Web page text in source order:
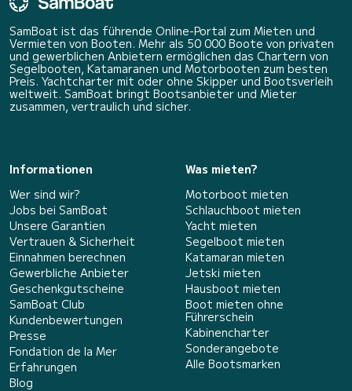
SamBoat ist das führende Online-Portal zum Mieten und
Vermieten von Booten. Mehr als 50 000 Boote von privaten
und gewerblichen Anbietern ermöglichen das Chartern von
Segelbooten, Katamaranen und Motorbooten zum besten
Preis. Yachtcharter mit oder ohne Skipper und Bootsverleih
weltweit. SamBoat bringt Bootsanbieter und Mieter
zusammen, vertraulich und sicher.
Informationen
Wer sind wir?
Jobs bei SamBoat
Unsere Garantien
Vertrauen & Sicherheit
Einnahmen berechnen
Gewerbliche Anbieter
Geschenkgutscheine
SamBoat Club
Kundenbewertungen
Presse
Fondation de la Mer
Erfahrungen
Blog
Was mieten?
Motorboot mieten
Schlauchboot mieten
Yacht mieten
Segelboot mieten
Katamaran mieten
Jetski mieten
Hausboot mieten
Boot mieten ohne
Führerschein
Kabinencharter
Sonderangebote
Alle Bootsmarken